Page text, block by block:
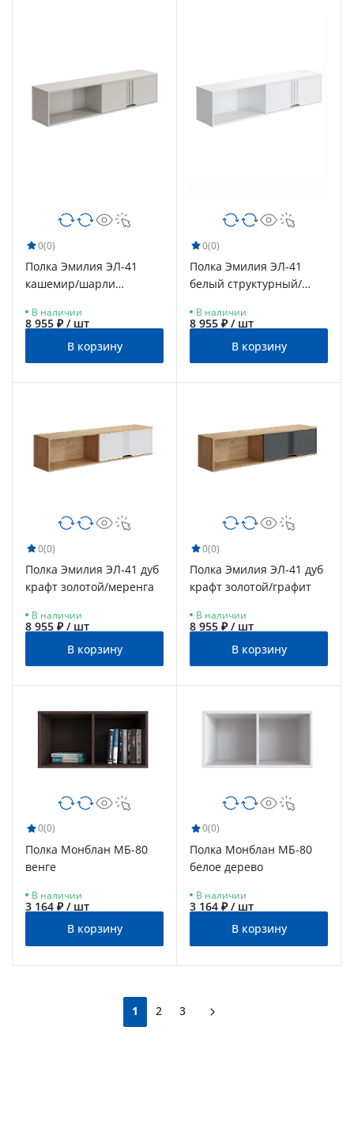
0(0)
Полка Эмилия ЭЛ-41
кашемир/шарли
В наличии
8 955 ₽ / шт
В корзину
0(0)
Полка Эмилия ЭЛ-41
белый структурный/
В наличии
8 955 ₽ / шт
В корзину
0(0)
Полка Эмилия ЭЛ-41 дуб
крафт золотой/меренга
В наличии
8 955 ₽ / шт
В корзину
0(0)
Полка Эмилия ЭЛ-41 дуб
крафт золотой/графит
В наличии
8 955 ₽ / шт
В корзину
0(0)
Полка Монблан МБ-80
венге
В наличии
3 164 ₽ / шт
В корзину
0(0)
Полка Монблан МБ-80
белое дерево
В наличии
3 164 ₽ / шт
В корзину
1 2 3